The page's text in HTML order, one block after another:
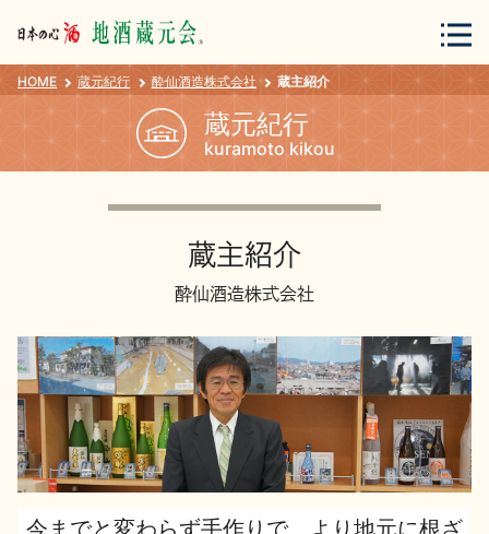
会員登録 ログイン
蔵元紀行 地酒カタログ
HOME 蔵元紀行 酔仙酒造株式会社 蔵主紹介
蔵元紀行
kuramoto kikou
蔵主紹介
酔仙酒造株式会社
今までと変わらず手作りで、より地元に根ざ